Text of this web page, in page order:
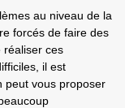
au niveau de la
forcés de faire des
réaliser ces
il est
peut vous proposer